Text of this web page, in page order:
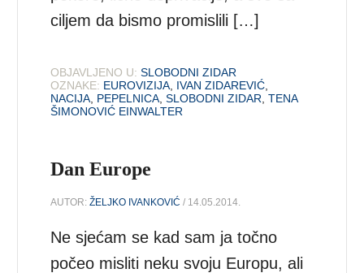
ciljem da bismo promislili […]
OBJAVLJENO U: SLOBODNI ZIDAR
OZNAKE: EUROVIZIJA IVAN ZIDAREVIĆ
NACIJA PEPELNICA ,SLOBODNI ZIDAR ,TENA
ŠIMONOVIĆ EINWALTER
Dan Europe
AUTOR:ŽELJKO IVANKOVIĆ / 14.05.2014.
Ne sjećam se kad sam ja točno
počeo misliti neku svoju Europu, ali